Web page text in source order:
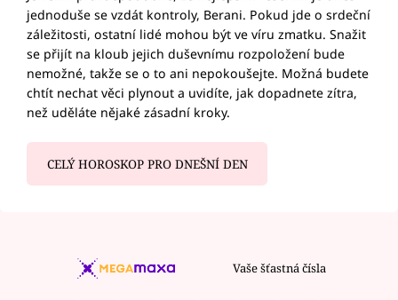
jednoduše se vzdát kontroly, Berani. Pokud jde o srdeční
záležitosti, ostatní lidé mohou být ve víru zmatku. Snažit
se přijít na kloub jejich duševnímu rozpoložení bude
nemožné, takže se o to ani nepokoušejte. Možná budete
chtít nechat věci plynout a uvidíte, jak dopadnete zítra,
než uděláte nějaké zásadní kroky.
CELÝ HOROSKOP PRO DNEŠNÍ DEN
Vaše šťastná čísla